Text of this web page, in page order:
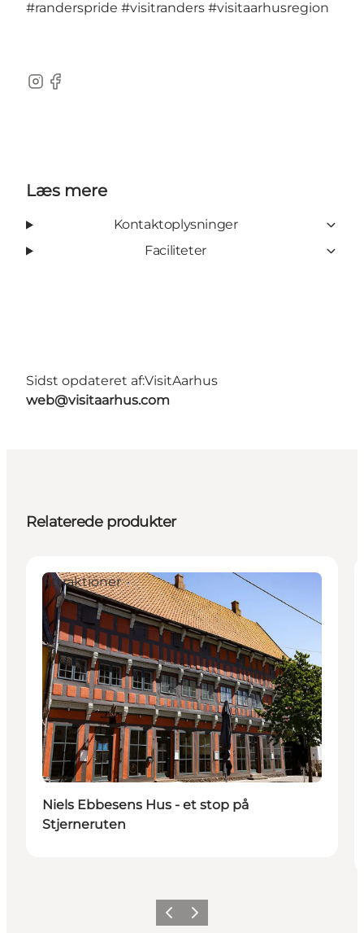
#randerspride #visitranders #visitaarhusregion
Instagram
Facebook
Læs mere
Kontaktoplysninger
Faciliteter
Sidst opdateret af:VisitAarhus
web@visitaarhus.com
Relaterede produkter
Attraktioner
Niels Ebbesens Hus - et stop på
Stjerneruten
ForrigeNæste